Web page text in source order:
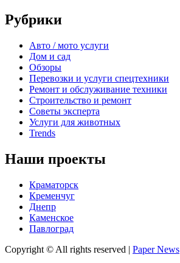
Рубрики
Авто / мото услуги
Дом и сад
Обзоры
Перевозки и услуги спецтехники
Ремонт и обслуживание техники
Строительство и ремонт
Советы эксперта
Услуги для животных
Trends
Наши проекты
Краматорск
Кременчуг
Днепр
Каменское
Павлоград
Copyright © All rights reserved | Paper News